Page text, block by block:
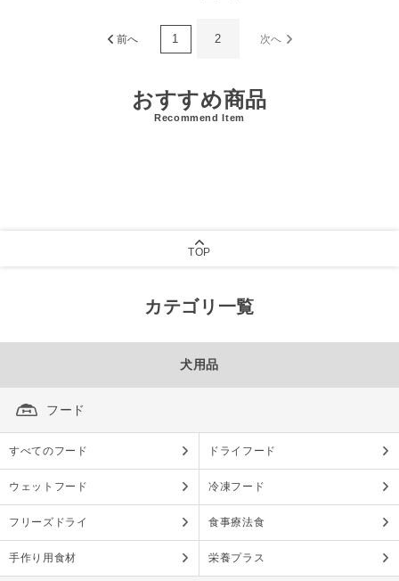
前へ 1 2 次へ
おすすめ商品
Recommend Item
TOP
カテゴリ一覧
犬用品
フード
すべてのフード ドライフード
ウェットフード 冷凍フード
フリーズドライ 食事療法食
手作り用食材 栄養プラス